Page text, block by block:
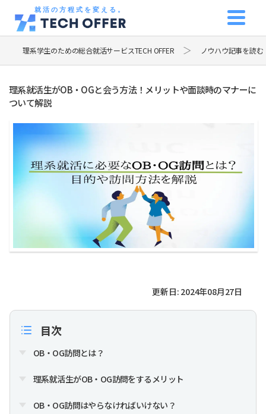
就活の方程式を変える。
理系学生のための総合就活サービスTECH OFFER ノウハウ記事を読む
理系就活生がOB・OGと会う方法！メリットや面談時のマナーに
ついて解説
更新日: 2024年08月27日
目次
OB・OG訪問とは？
理系就活生がOB・OG訪問をするメリット
OB・OG訪問はやらなければいけない？